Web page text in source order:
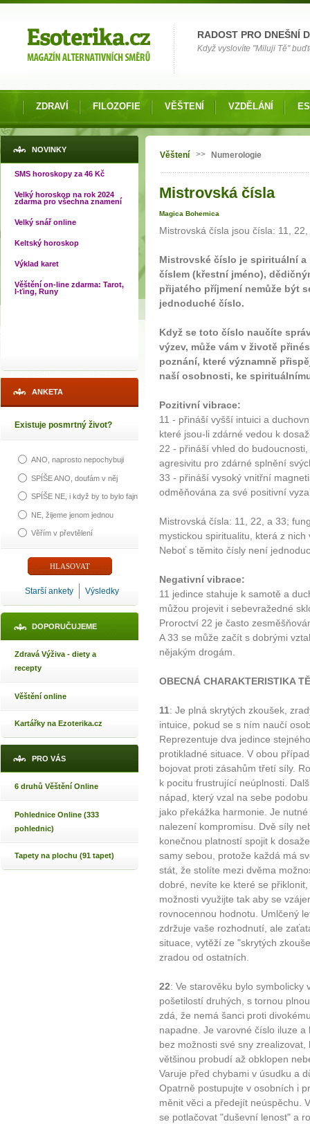
RADOST PRO DNEŠNÍ
Když vyslovíte "Miluji Tě"
ZDRAVÍ FILOZOFIE VĚŠTENÍ VZDĚLÁNÍ
NOVINKY
SMS horoskopy za 46 Kč
Velký horoskop na rok 2024
zdarma pro všechna znamení
Velký snář online
Keltský horoskop
Výklad karet
Věštění on-line zdarma: Tarot,
I-ťing, Runy
ANKETA
Existuje posmrtný život?
ANO, naprosto nepochybuji
SPÍŠE ANO, doufám v něj
SPÍŠE NE, i když by to bylo fajn
NE, žijeme jenom jednou
Věřím v převtělení
Starší ankety Výsledky
DOPORUČUJEME
Zdravá Výživa - diety a
recepty
Věštění online
Kartářky na Ezoterika.cz
PRO VÁS
6 druhů Věštění Online
Pohlednice Online (333
pohlednic)
Tapety na plochu (91 tapet)
Jste zde
Věštení >> Numerologie
Mistrovská čísla
Magica Bohemica
Mistrovská čísla jsou čísla: 11,
Mistrovské číslo je spirituální a
číslem (křestní jméno),
přijatého příjmení nemůže být
jednoduché číslo.
Když se toto číslo naučíte
výzev, může vám v životě
poznání, které významně
naší osobnosti, ke
Pozitivní vibrace:
11 - přináší vyšší intuici a
které jsou-li zdárné vedou k
22 - přináší vhled do
agresivitu pro zdárné splnění
33 - přináší vysoký vnitřní
odměňována za své positivní
Mistrovská čísla: 11, 22, a 33;
mystickou spiritualitu, která z nich
Neboť s těmito čísly není
Negativní vibrace:
11 jedince stahuje k samotě a
můžou projevit i sebevražedné
Proroctví 22 je často
A 33 se může začít s dobrými
nějakým drogám.
OBECNÁ CHARAKTERISTIKA
11: Je plná skrytých zkoušek,
intuice, pokud se s ním naučí
Reprezentuje dva jedince
protikladné situace. V obou
bojovat proti zásahům třetí síly.
k pocitu frustrující neúplnosti.
nápad, který vzal na sebe
jako překážka harmonie. Je
nalezení kompromisu. Dvě síly
konečnou platností spojit k
samy sebou, protože každá má
stát, že stolíte mezi dvěma
dobré, nevíte ke které se
možnosti využijte tak aby se
rovnocennou hodnotu. Umlčený
zdržuje vaše rozhodnutí, ale
situace, vytěží ze "skrytých
zradou od ostatních.
22: Ve starověku bylo symbolicky
pošetilostí druhých, s tornou
zdá, že nemá šanci proti
napadne. Je varovné číslo iluze
bez možnosti své sny
většinou probudí až obklopen
Varuje před chybami v úsudku a
Opatrně postupujte v osobních i
měnit věci a předejít neúspěchu.
se potlačovat "duševní lenost" a